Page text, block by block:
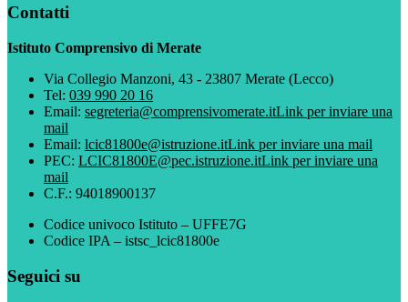
Contatti
Istituto Comprensivo di Merate
Via Collegio Manzoni, 43 - 23807 Merate (Lecco)
Tel: 039 990 20 16
Email: segreteria@comprensivomerate.itLink per inviare una
mail
Email: lcic81800e@istruzione.itLink per inviare una mail
PEC: LCIC81800E@pec.istruzione.itLink per inviare una
mail
C.F.: 94018900137
Codice univoco Istituto – UFFE7G
Codice IPA – istsc_lcic81800e
Seguici su